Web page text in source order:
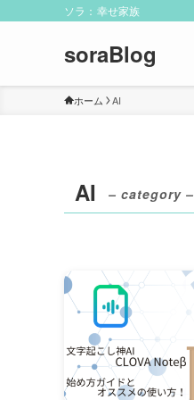
ソラ：幸せ家族
soraBlog
ホーム AI
AI – category –